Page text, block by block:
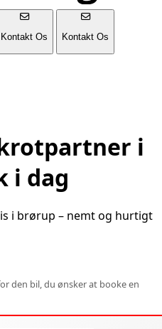
Kontakt Os Kontakt Os
i
i dag
i brørup – nemt og hurtigt
den bil, du ønsker at booke en